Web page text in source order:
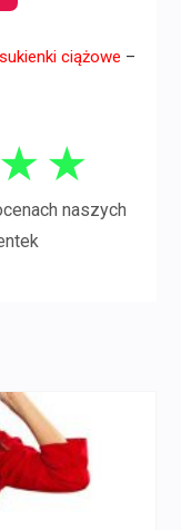
ciążowe –
★ ★
naszych